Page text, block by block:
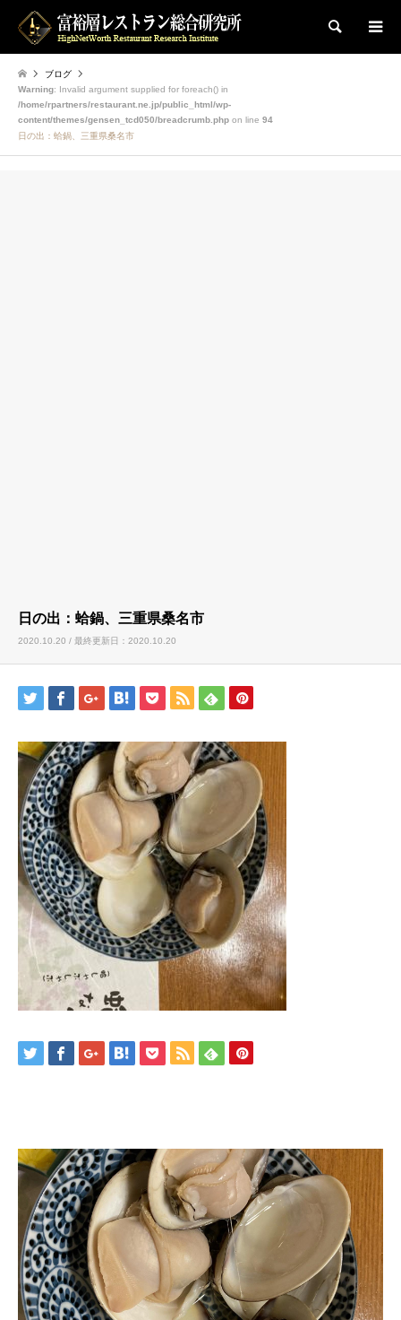
検索
ブログ
Warning: Invalid argument supplied for foreach() in
/home/rpartners/restaurant.ne.jp/public_html/wp-
content/themes/gensen_tcd050/breadcrumb.php on line 94
日の出：蛤鍋、三重県桑名市
日の出：蛤鍋、三重県桑名市
2020.10.20 / 最終更新日：2020.10.20